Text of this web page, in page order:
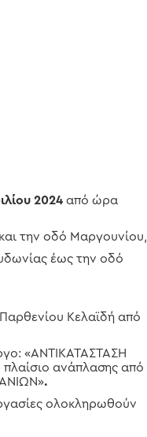
2024 από ώρα
την οδό Μαργουνίου,
έως την οδό
Κελαϊδή από
«ΑΝΤΙΚΑΤΑΣΤΑΣΗ
ανάπλασης από
.
ολοκληρωθούν